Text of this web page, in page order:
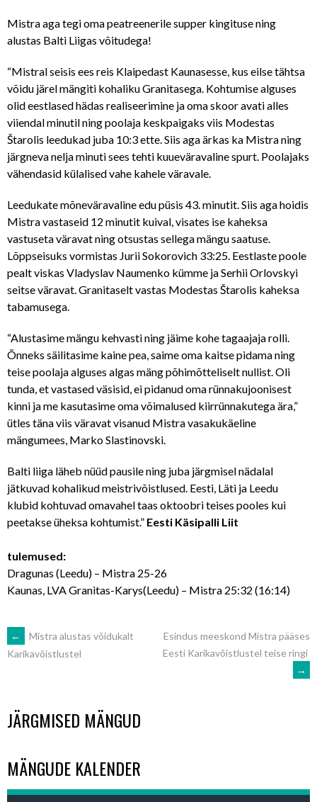
Mistra aga tegi oma peatreenerile supper kingituse ning
alustas Balti Liigas võitudega!
“Mistral seisis ees reis Klaipedast Kaunasesse, kus eilse tähtsa
võidu järel mängiti kohaliku Granitasega. Kohtumise alguses
olid eestlased hädas realiseerimine ja oma skoor avati alles
viiendal minutil ning poolaja keskpaigaks viis Modestas
Štarolis leedukad juba 10:3 ette. Siis aga ärkas ka Mistra ning
järgneva nelja minuti sees tehti kuueväravaline spurt. Poolajaks
vähendasid külalised vahe kahele väravale.
Leedukate mõneväravaline edu püsis 43. minutit. Siis aga hoidis
Mistra vastaseid 12 minutit kuival, visates ise kaheksa
vastuseta väravat ning otsustas sellega mängu saatuse.
Lõppseisuks vormistas Jurii Sokorovich 33:25. Eestlaste poole
pealt viskas Vladyslav Naumenko kümme ja Serhii Orlovskyi
seitse väravat. Granitaselt vastas Modestas Štarolis kaheksa
tabamusega.
“Alustasime mängu kehvasti ning jäime kohe tagaajaja rolli.
Õnneks säilitasime kaine pea, saime oma kaitse pidama ning
teise poolaja alguses algas mäng põhimõtteliselt nullist. Oli
tunda, et vastased väsisid, ei pidanud oma rünnakujoonisest
kinni ja me kasutasime oma võimalused kiirrünnakutega ära,”
ütles täna viis väravat visanud Mistra vasakukäeline
mängumees, Marko Slastinovski.
Balti liiga läheb nüüd pausile ning juba järgmisel nädalal
jätkuvad kohalikud meistrivõistlused. Eesti, Läti ja Leedu
klubid kohtuvad omavahel taas oktoobri teises pooles kui
peetakse üheksa kohtumist.” Eesti Käsipalli Liit
tulemused:
Dragunas (Leedu) – Mistra 25-26
Kaunas, LVA Granitas-Karys(Leedu) – Mistra 25:32 (16:14)
POST
←
Mistra alustas võidukalt
Karikavõistlustel
Esindus meeskond Mistra pääses
Eesti Karikavõistlustel teise ringi
→
JÄRGMISED MÄNGUD
MÄNGUDE KALENDER